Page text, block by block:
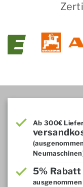
Ab 300€
5%